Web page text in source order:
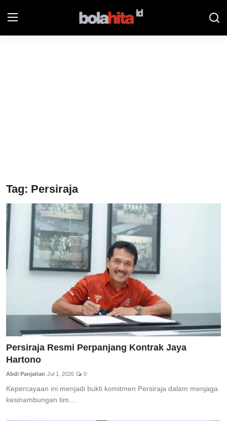
Futsalhita
Sportainment
Total Sports
Contact
Pedoman Media Siber
Tag: Persiraja
Persiraja Resmi Perpanjang Kontrak Jaya
Hartono
Abdi Panjaitan Jul 1, 2026 0
Kepercayaan ini menjadi bukti komitmen Persiraja dalam menjaga
kesinambungan tim...